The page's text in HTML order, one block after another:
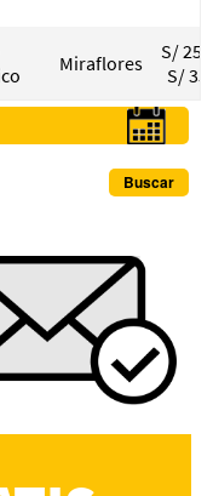
Miraflores
S/ 25
S/ 35